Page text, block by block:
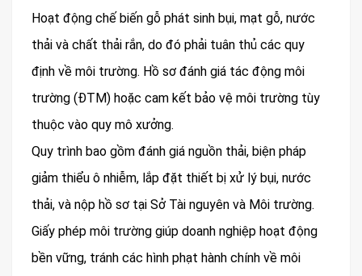
Hoạt động chế biến gỗ phát sinh bụi, mạt gỗ, nước
thải và chất thải rắn, do đó phải tuân thủ các quy
định về môi trường. Hồ sơ đánh giá tác động môi
trường (ĐTM) hoặc cam kết bảo vệ môi trường tùy
thuộc vào quy mô xưởng.
Quy trình bao gồm đánh giá nguồn thải, biện pháp
giảm thiểu ô nhiễm, lắp đặt thiết bị xử lý bụi, nước
thải, và nộp hồ sơ tại Sở Tài nguyên và Môi trường.
Giấy phép môi trường giúp doanh nghiệp hoạt động
bền vững, tránh các hình phạt hành chính về môi